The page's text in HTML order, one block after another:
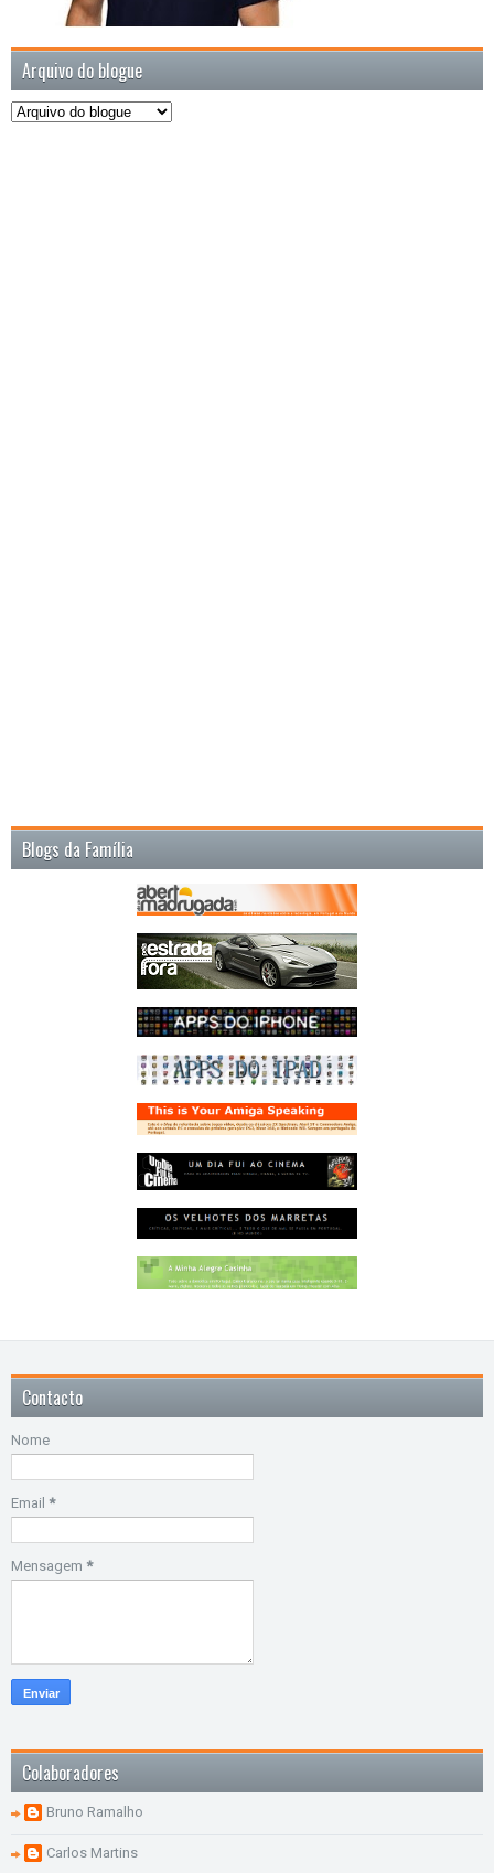
Arquivo do blogue
Blogs da Família
Contacto
Nome
Email *
Mensagem *
Colaboradores
Bruno Ramalho
Carlos Martins